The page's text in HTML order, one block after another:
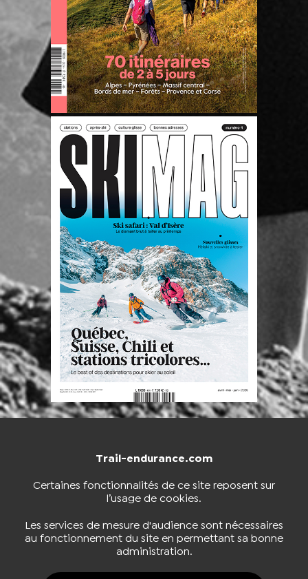
Trail-endurance.com
Certaines fonctionnalités de ce site reposent sur
l’usage de cookies.
Les services de mesure d'audience sont nécessaires
au fonctionnement du site en permettant sa bonne
administration.
NOUS CONTACTER BOUTIQUE
NOUS SUIVRE